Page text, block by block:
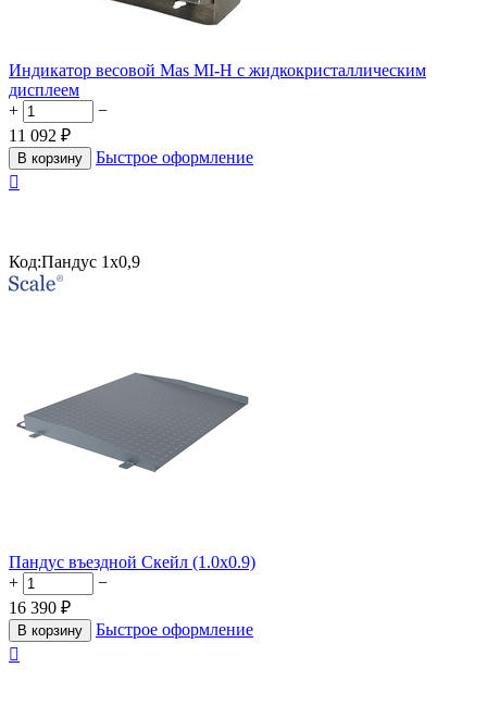
Индикатор весовой Mas MI-H с жидкокристаллическим
дисплеем
+
−
11 092 ₽
В корзину
Быстрое оформление

Код:Пандус 1х0,9
Пандус въездной Скейл (1.0x0.9)
+
−
16 390 ₽
В корзину
Быстрое оформление
